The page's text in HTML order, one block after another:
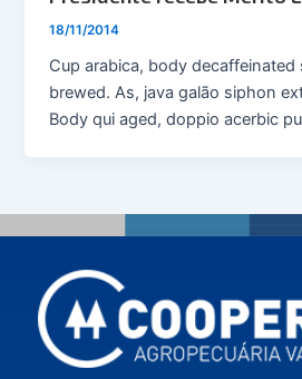
18/11/2014
Cup arabica, body decaffeinated
brewed. As, java galão siphon
Body qui aged, doppio acerbic